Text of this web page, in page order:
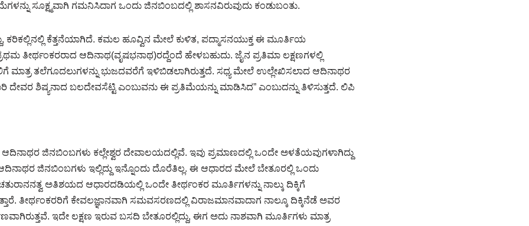
ಸೂಕ್ಷ್ಮವಾಗಿ ಗಮನಿಸಿದಾಗ ಒಂದು ಜಿನಬಿಂಬದಲ್ಲಿ ಶಾಸನವಿರುವುದು ಕಂಡುಬಂತು.
ಕರಿಕಲ್ಲಿನಲ್ಲಿ ಕೆತ್ತನೆಯಾಗಿದೆ. ಕಮಲ ಹೂವ್ವಿನ ಮೇಲೆ ಕುಳಿತ, ಪದ್ಮಾಸನಯುಕ್ತ ಈ ಮೂರ್ತಿಯ
ತೀರ್ಥಂಕರರಾದ ಆದಿನಾಥ(ವೃಷಭನಾಥ)ರದ್ದೆಂದೆ ಹೇಳಬಹುದು. ಜೈನ ಪ್ರತಿಮಾ ಲಕ್ಷಣಗಳಲ್ಲಿ
ಮಾತ್ರ ತಲೆಗೂದಲುಗಳನ್ನು ಭುಜದವರೆಗೆ ಇಳಿಬಿಡಲಾಗಿರುತ್ತದೆ. ಸಧ್ಯ ಮೇಲೆ ಉಲ್ಲೇಖಿಸಲಾದ ಆದಿನಾಥರ
ಶಿಷ್ಯನಾದ ಬಲದೇವಸೆಟ್ಟಿ ಎಂಬುವನು ಈ ಪ್ರತಿಮೆಯನ್ನು ಮಾಡಿಸಿದ” ಎಂಬುದನ್ನು ತಿಳಿಸುತ್ತದೆ. ಲಿಪಿ
ಜಿನಬಿಂಬಗಳು ಕಲ್ಲೇಶ್ವರ ದೇವಾಲಯದಲ್ಲಿವೆ. ಇವು ಪ್ರಮಾಣದಲ್ಲಿ ಒಂದೇ ಅಳತೆಯವುಗಳಾಗಿದ್ದು
ಜಿನಬಿಂಬಗಳು ಇಲ್ಲಿದ್ದು ಇನ್ನೊಂದು ದೊರೆತಿಲ್ಲ. ಈ ಆಧಾರದ ಮೇಲೆ ಬೇತೂರಲ್ಲಿ ಒಂದು
ಅತಿಶಯದ ಆಧಾರದಡಿಯಲ್ಲಿ ಒಂದೇ ತೀರ್ಥಂಕರ ಮೂರ್ತಿಗಳನ್ನು ನಾಲ್ಕು ದಿಕ್ಕಿಗೆ
ತೀರ್ಥಂಕರರಿಗೆ ಕೇವಲಜ್ಞಾನವಾಗಿ ಸಮವಸರಣದಲ್ಲಿ ವಿರಾಜಮಾನವಾದಾಗ ನಾಲ್ಕೂ ದಿಕ್ಕಿನೆಡೆ ಅವರ
ಇದೇ ಲಕ್ಷಣ ಇರುವ ಬಸದಿ ಬೇತೂರಲ್ಲಿದ್ದು, ಈಗ ಅದು ನಾಶವಾಗಿ ಮೂರ್ತಿಗಳು ಮಾತ್ರ